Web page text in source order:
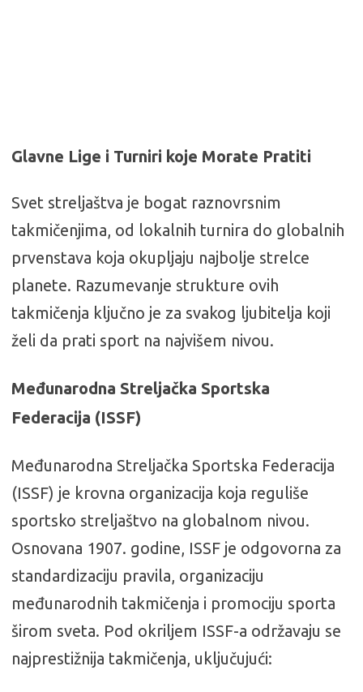
Glavne Lige i Turniri koje Morate Pratiti
Svet streljaštva je bogat raznovrsnim
takmičenjima, od lokalnih turnira do globalnih
prvenstava koja okupljaju najbolje strelce
planete. Razumevanje strukture ovih
takmičenja ključno je za svakog ljubitelja koji
želi da prati sport na najvišem nivou.
Međunarodna Streljačka Sportska
Federacija (ISSF)
Međunarodna Streljačka Sportska Federacija
(ISSF) je krovna organizacija koja reguliše
sportsko streljaštvo na globalnom nivou.
Osnovana 1907. godine, ISSF je odgovorna za
standardizaciju pravila, organizaciju
međunarodnih takmičenja i promociju sporta
širom sveta. Pod okriljem ISSF-a održavaju se
najprestižnija takmičenja, uključujući: